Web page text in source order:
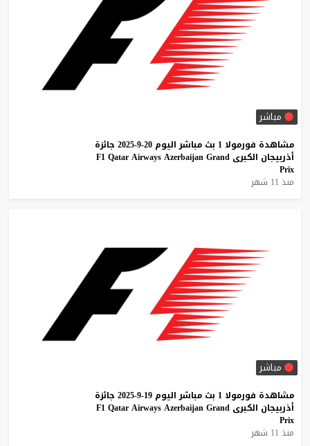
مباشر
مشاهدة فورمولا 1 بث مباشر اليوم 20-9-2025
جائزة
أذربيجان الكبرى F1 Qatar Airways Azerbaijan Grand
Prix
منذ 11 شهر
مباشر
مشاهدة فورمولا 1 بث مباشر اليوم 19-9-2025
جائزة
أذربيجان الكبرى F1 Qatar Airways Azerbaijan Grand
Prix
منذ 11 شهر